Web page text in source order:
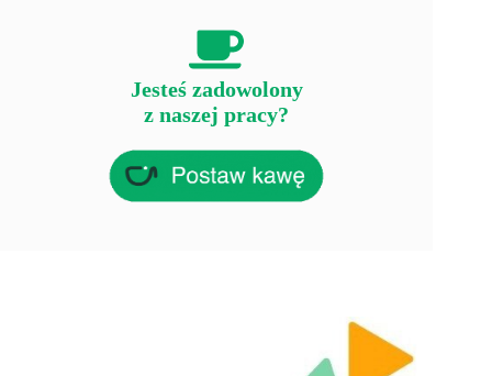
Jesteś zadowolony
z naszej pracy?